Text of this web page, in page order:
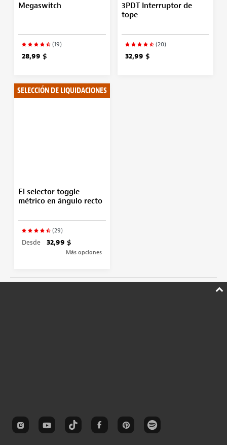
Megaswitch
(19)
28,99 $
3PDT Interruptor de
tope
(20)
32,99 $
SELECCIÓN DE LIQUIDACIONES
El selector toggle
métrico en ángulo recto
(29)
Desde 32,99 $
Más opciones